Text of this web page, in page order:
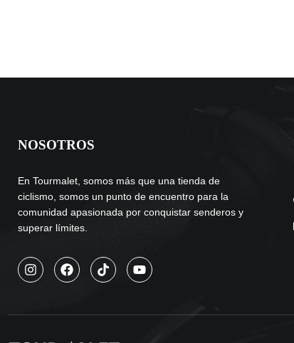
NOSOTROS
En Tourmalet, somos más que una tienda de
ciclismo, somos un punto de encuentro para la
comunidad apasionada por conquistar senderos y
superar límites.